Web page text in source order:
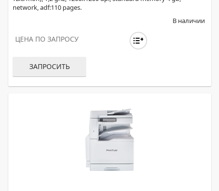
network, adf:110 pages.
В наличии
ЦЕНА ПО ЗАПРОСУ
ЗАПРОСИТЬ